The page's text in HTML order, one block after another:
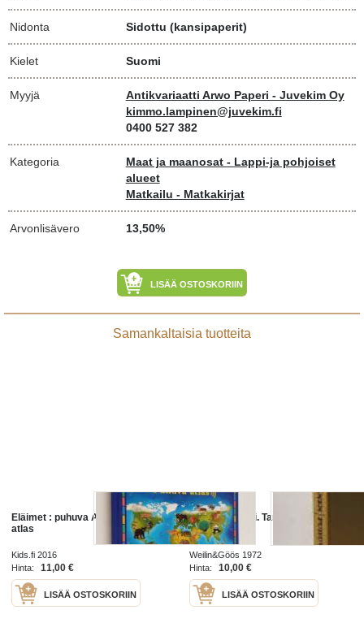
Nidonta Sidottu (kansipaperit)
Kielet Suomi
Myyjä
Antikvariaatti Arwo Paperi - Juvekim Oy
kimmo.lampinen@juvekim.fi
0400 527 382
Kategoria
Maat ja maanosat - Lappi-ja pohjoiset
alueet
Matkailu - Matkakirjat
Arvonlisävero 13,50%
LISÄÄ OSTOSKORIIN
Samankaltaisia tuotteita
Eläimet : puhuva Atlas - Puhuva
atlas
Kids.fi 2016
Hinta:
11,00 €
LISÄÄ OSTOSKORIIN
Puhuva tunturi. Tarinaa Lapin
kairoilta
Weilin&Göös 1972
Hinta:
10,00 €
LISÄÄ OSTOSKORIIN